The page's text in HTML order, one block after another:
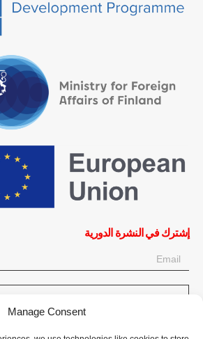
Manage Consent
إشترك في النشرة الدورية